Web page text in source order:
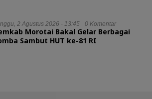
2 Agustus 2026 - 13:45 0 Komentar
Morotai Bakal Gelar Berbagai
Sambut HUT ke-81 RI